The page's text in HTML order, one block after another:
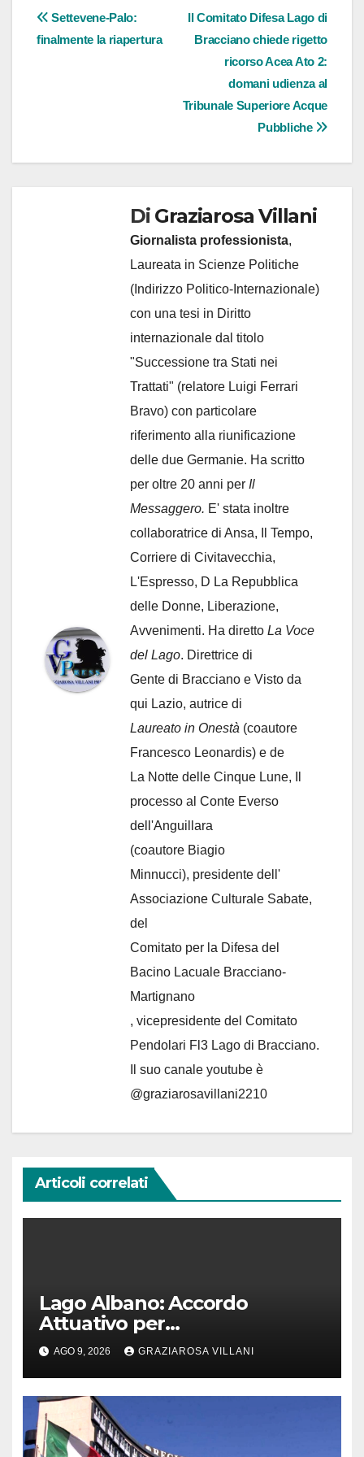
Navigazione
Il Comitato Difesa Lago di
Bracciano chiede rigetto
ricorso Acea Ato 2:
domani udienza al
Tribunale Superiore Acque
Pubbliche
Settevene-Palo:
finalmente la riapertura
Di Graziarosa Villani
Giornalista professionista,
Laureata in Scienze Politiche
(Indirizzo Politico-Internazionale)
con una tesi in Diritto
internazionale dal titolo
"Successione tra Stati nei
Trattati" (relatore Luigi Ferrari
Bravo) con particolare
riferimento alla riunificazione
delle due Germanie. Ha scritto
per oltre 20 anni per Il
Messaggero. E' stata inoltre
collaboratrice di Ansa, Il Tempo,
Corriere di Civitavecchia,
L'Espresso, D La Repubblica
delle Donne, Liberazione,
Avvenimenti. Ha diretto La Voce
del Lago. Direttrice di
Gente di Bracciano e Visto da
qui Lazio, autrice di
Laureato in Onestà (coautore
Francesco Leonardis) e de
La Notte delle Cinque Lune, Il
processo al Conte Everso
dell'Anguillara
(coautore Biagio
Minnucci), presidente dell'
Associazione Culturale Sabate,
del
Comitato per la Difesa del
Bacino Lacuale Bracciano-
Martignano
, vicepresidente del Comitato
Pendolari Fl3 Lago di Bracciano.
Il suo canale youtube è
@graziarosavillani2210
Articoli correlati
Lago Albano: Accordo
Attuativo per
l’interconnessione
acquedottistica da 29,5
milioni di euro
AGO 9, 2026 GRAZIAROSA VILLANI